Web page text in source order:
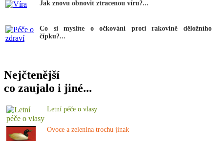
Jak znovu obnovit ztracenou víru?...
Co si myslíte o očkování proti rakovině děložního
čípku?...
Nejčtenější
co zaujalo i jiné...
Letní péče o vlasy
Ovoce a zelenina trochu jinak